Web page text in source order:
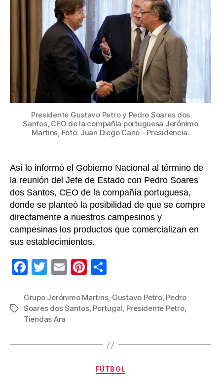
abrirá
230
el
Presidente Gustavo Petro y Pedro Soares dos
Santos, CEO de la compañía portuguesa Jerónimo
Martins, Foto: Juan Diego Cano - Presidencia.
Así lo informó el Gobierno Nacional al término de
la reunión del Jefe de Estado con Pedro Soares
dos Santos, CEO de la compañía portuguesa,
donde se planteó la posibilidad de que se compre
directamente a nuestros campesinos y
campesinas los productos que comercializan en
sus establecimientos.
F
c
e
o
T
tt
er
E
ail
Pi
er
e
m
p
tir
Etiquetas
Grupo Jerónimo Martins, Gustavo Petro, Pedro
Soares dos Santos, Portugal, Presidente Petro,
Tiendas Ara
Categorías
FÚTBOL